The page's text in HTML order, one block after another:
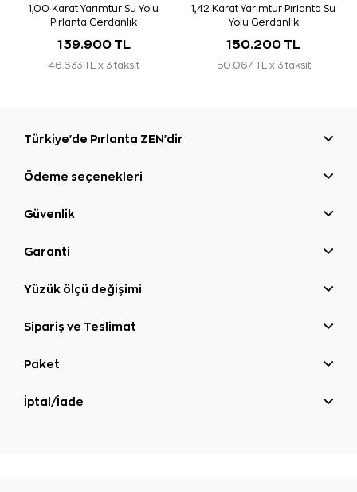
1,00 Karat Yarımtur Su Yolu
Pırlanta Gerdanlık
139.900 TL
46.633 TL x 3 taksit
1,42 Karat Yarımtur Pırlanta Su
Yolu Gerdanlık
150.200 TL
50.067 TL x 3 taksit
Türkiye'de Pırlanta ZEN'dir
Ödeme seçenekleri
Güvenlik
Garanti
Yüzük ölçü değişimi
Sipariş ve Teslimat
Paket
İptal/İade